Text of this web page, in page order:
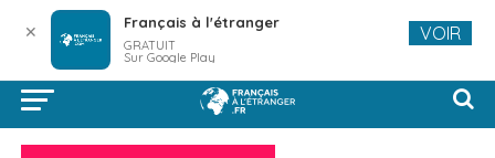
✕ Français à l'étranger
GRATUIT
Sur Google Play
VOIR